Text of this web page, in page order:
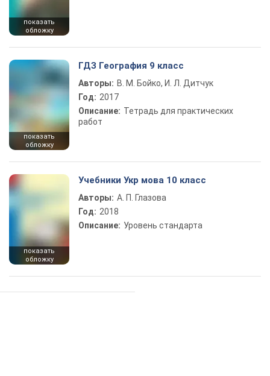
показать
обложку
показать
обложку
ГДЗ География 9 класс
Авторы: В. М. Бойко, И. Л. Дитчук
Год: 2017
Описание: Тетрадь для практических
работ
показать
обложку
Учебники Укр мова 10 класс
Авторы: А. П. Глазова
Год: 2018
Описание: Уровень стандарта